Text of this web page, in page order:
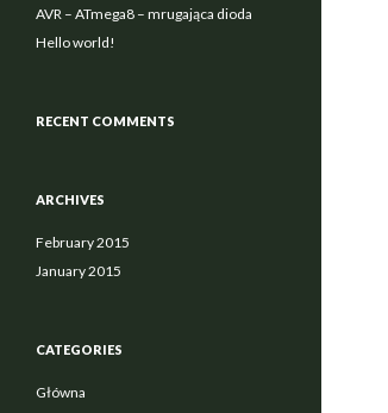
AVR – ATmega8 – mrugająca dioda
Hello world!
RECENT COMMENTS
ARCHIVES
February 2015
January 2015
CATEGORIES
Główna